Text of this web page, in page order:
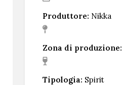
Produttore: Nikka
Zona di produzione:
Tipologia: Spirit